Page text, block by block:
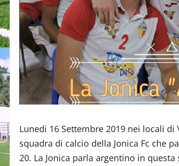
Lunedi 16 Settembre 2019 nei locali di
squadra di calcio della Jonica Fc che
20. La Jonica parla argentino in